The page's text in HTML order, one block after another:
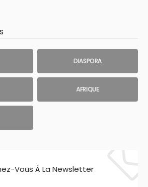
DIASPORA
AFRIQUE
Vous À La Newsletter